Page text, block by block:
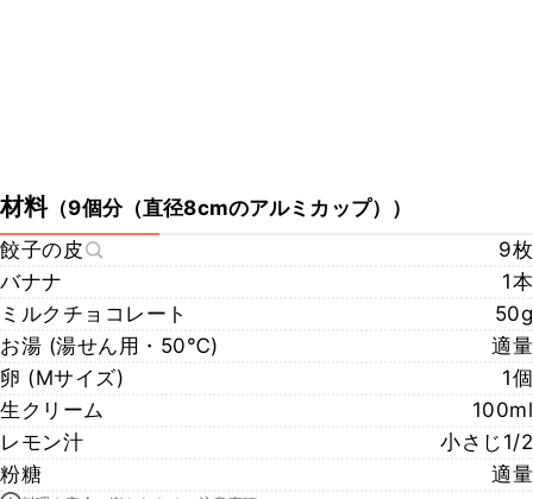
材料（9個分（直径8cmのアルミカップ） ）
餃子の皮
9枚
バナナ
1本
ミルクチョコレート
50g
お湯 (湯せん用・50℃)
適量
卵 (Mサイズ)
1個
生クリーム
100ml
レモン汁
小さじ1/2
粉糖
適量